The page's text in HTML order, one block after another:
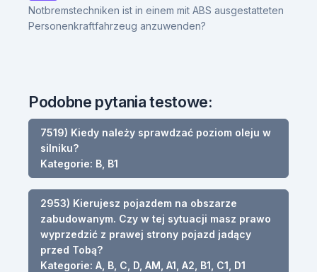
Notbremstechniken ist in einem mit ABS ausgestatteten
Personenkraftfahrzeug anzuwenden?
Podobne pytania testowe:
7519) Kiedy należy sprawdzać poziom oleju w
silniku?
Kategorie: B, B1
2953) Kierujesz pojazdem na obszarze
zabudowanym. Czy w tej sytuacji masz prawo
wyprzedzić z prawej strony pojazd jadący
przed Tobą?
Kategorie: A, B, C, D, AM, A1, A2, B1, C1, D1